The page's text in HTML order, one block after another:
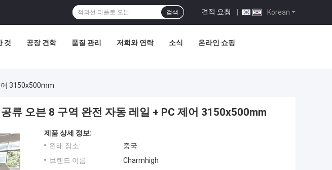
Korean
견적 요청 |
검색
것 공장 견학 품질 관리 저희와 연락 소식 온라인 쇼핑
어 3150x500mm
류 오븐 8 구역 완전 자동 레일 + PC 제어 3150x500mm
제품 상세 정보:
원래 장소:
중국
브랜드 이름:
Charmhigh